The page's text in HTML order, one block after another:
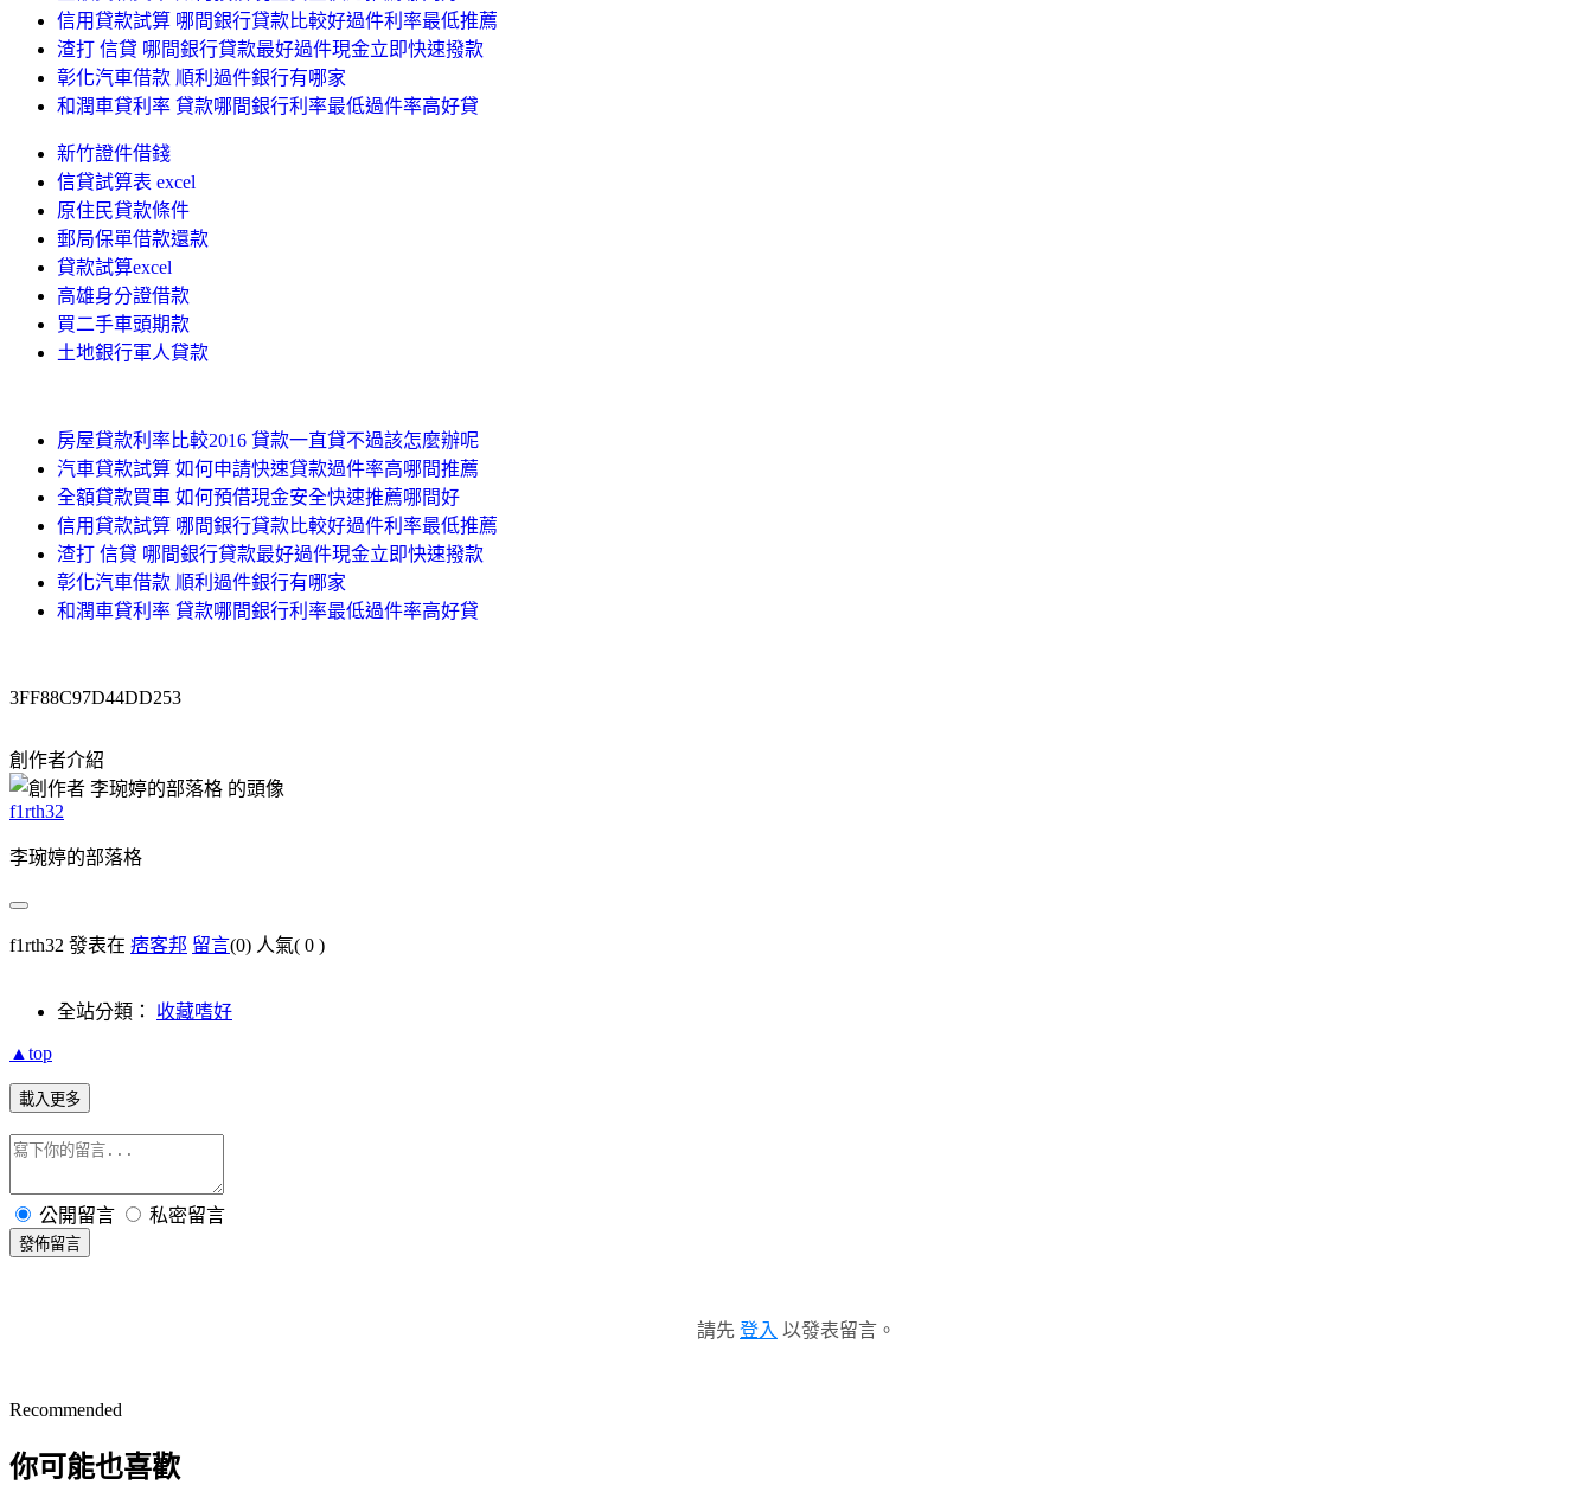
信用貸款試算 哪間銀行貸款比較好過件利率最低推薦
渣打 信貸 哪間銀行貸款最好過件現金立即快速撥款
彰化汽車借款 順利過件銀行有哪家
和潤車貸利率 貸款哪間銀行利率最低過件率高好貸
新竹證件借錢
信貸試算表 excel
原住民貸款條件
郵局保單借款還款
貸款試算excel
高雄身分證借款
買二手車頭期款
土地銀行軍人貸款
房屋貸款利率比較2016 貸款一直貸不過該怎麼辦呢
汽車貸款試算 如何申請快速貸款過件率高哪間推薦
全額貸款買車 如何預借現金安全快速推薦哪間好
信用貸款試算 哪間銀行貸款比較好過件利率最低推薦
渣打 信貸 哪間銀行貸款最好過件現金立即快速撥款
彰化汽車借款 順利過件銀行有哪家
和潤車貸利率 貸款哪間銀行利率最低過件率高好貸
3FF88C97D44DD253
創作者介紹
f1rth32
李琬婷的部落格
f1rth32 發表在 痞客邦 留言(0) 人氣( 0 )
全站分類： 收藏嗜好
▲top
載入更多
公開留言 私密留言
發佈留言
請先 登入 以發表留言。
Recommended
你可能也喜歡